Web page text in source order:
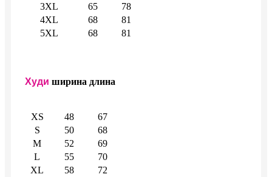
3XL
65
78
4XL
68
81
5XL
68 81
Худи ширина длина
XS 48
67
S
50
68
M
52
69
L
55
70
XL
58
72